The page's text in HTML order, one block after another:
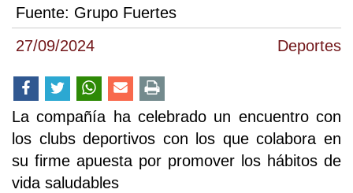
27/09/2024 Deportes
Fuente: Grupo Fuertes
La compañía ha celebrado un encuentro con
los clubs deportivos con los que colabora en
su firme apuesta por promover los hábitos de
vida saludables